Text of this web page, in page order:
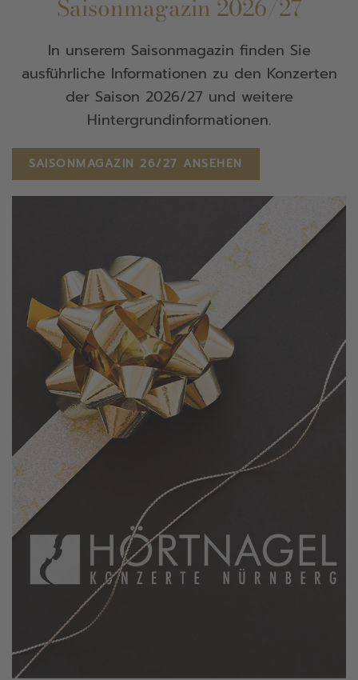
Saisonmagazin 2026/27
In unserem Saisonmagazin finden Sie
ausführliche Informationen zu den Konzerten
der Saison 2026/27 und weitere
Hintergrundinformationen.
SAISONMAGAZIN 26/27 ANSEHEN